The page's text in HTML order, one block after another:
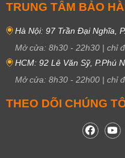
TRUNG TÂM BẢO
Hà Nội: 97 Trần Đại Nghĩa,
Mở cửa: 8h30 - 22h30 | chỉ
HCM: 92 Lê Văn Sỹ, P.Phú
Mở cửa: 8h30 - 22h00 | chỉ
THEO DÕI CHÚNG